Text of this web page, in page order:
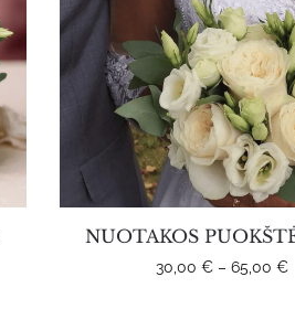
NUOTAKOS
30,00 € – 65,00 €